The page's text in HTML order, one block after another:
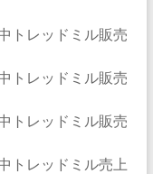
トレッドミル販売
トレッドミル販売
トレッドミル販売
トレッドミル売上